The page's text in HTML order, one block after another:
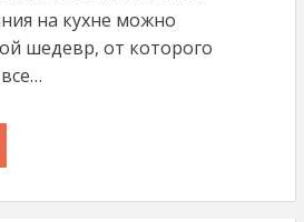
на кухне можно
шедевр, от которого